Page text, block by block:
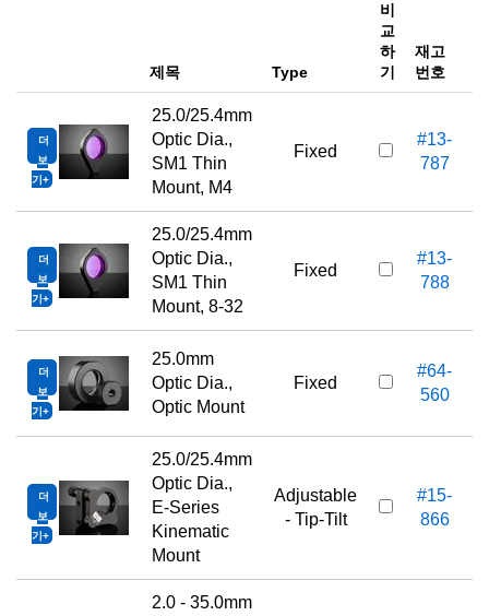
제목 Type
비
교
하
기
재고
번호
더
보
기
25.0/25.4mm
Optic Dia.,
SM1 Thin
Mount, M4
Fixed
#13-
787
더
보
기
25.0/25.4mm
Optic Dia.,
SM1 Thin
Mount, 8-32
Fixed
#13-
788
더
보
기
25.0mm
Optic Dia.,
Optic Mount
Fixed
#64-
560
더
보
기
25.0/25.4mm
Optic Dia.,
E-Series
Kinematic
Mount
Adjustable
- Tip-Tilt
#15-
866
2.0 - 35.0mm